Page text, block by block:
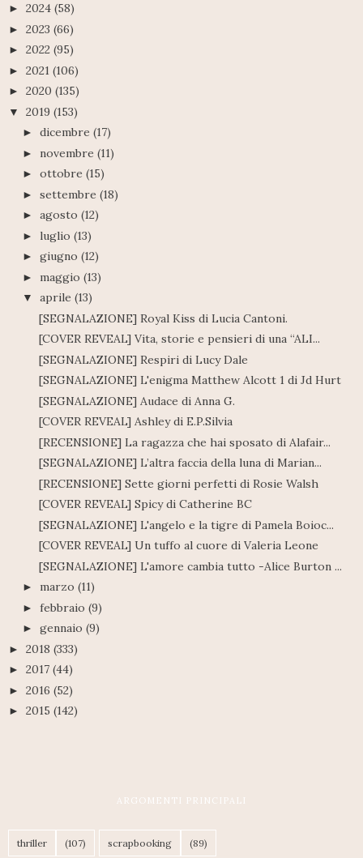
► 2024 (58)
► 2023 (66)
► 2022 (95)
► 2021 (106)
► 2020 (135)
▼ 2019 (153)
► dicembre (17)
► novembre (11)
► ottobre (15)
► settembre (18)
► agosto (12)
► luglio (13)
► giugno (12)
► maggio (13)
▼ aprile (13)
[SEGNALAZIONE] Royal Kiss di Lucia Cantoni.
[COVER REVEAL] Vita, storie e pensieri di una “ALI...
[SEGNALAZIONE] Respiri di Lucy Dale
[SEGNALAZIONE] L'enigma Matthew Alcott 1 di Jd Hurt
[SEGNALAZIONE] Audace di Anna G.
[COVER REVEAL] Ashley di E.P.Silvia
[RECENSIONE] La ragazza che hai sposato di Alafair...
[SEGNALAZIONE] L’altra faccia della luna di Marian...
[RECENSIONE] Sette giorni perfetti di Rosie Walsh
[COVER REVEAL] Spicy di Catherine BC
[SEGNALAZIONE] L'angelo e la tigre di Pamela Boioc...
[COVER REVEAL] Un tuffo al cuore di Valeria Leone
[SEGNALAZIONE] L'amore cambia tutto -Alice Burton ...
► marzo (11)
► febbraio (9)
► gennaio (9)
► 2018 (333)
► 2017 (44)
► 2016 (52)
► 2015 (142)
ARGOMENTI PRINCIPALI
thriller (107) scrapbooking (89)